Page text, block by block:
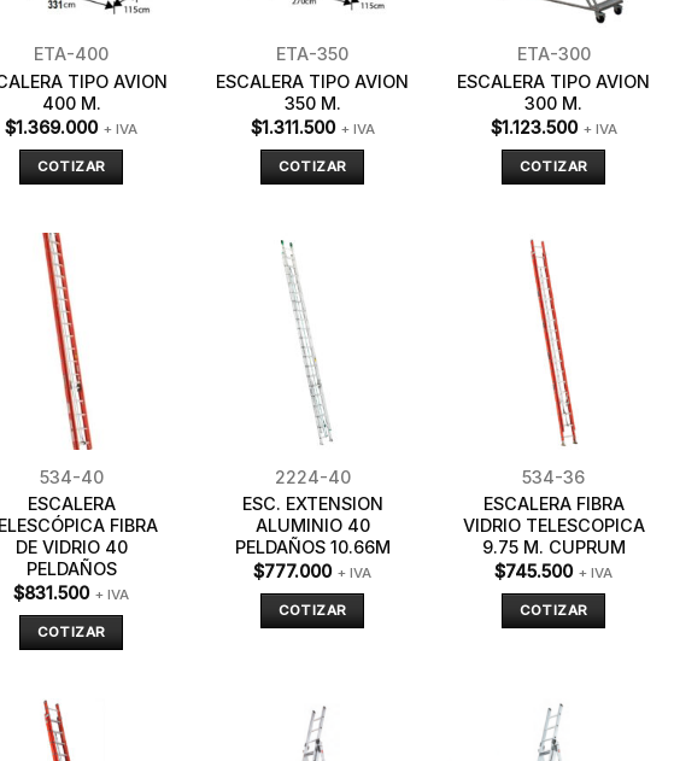
ETA-400
TIPO AVION
400 M.
$1.369.000 + IVA
COTIZAR
ETA-350
ESCALERA TIPO AVION
350 M.
$1.311.500 + IVA
COTIZAR
ETA-300
ESCALERA TIPO AVION
300 M.
$1.123.500 + IVA
COTIZAR
534-40
ESCALERA
FIBRA
DE VIDRIO 40
PELDAÑOS
$831.500 + IVA
COTIZAR
2224-40
ESC. EXTENSION
ALUMINIO 40
PELDAÑOS 10.66M
$777.000 + IVA
COTIZAR
534-36
ESCALERA FIBRA
VIDRIO TELESCOPICA
9.75 M. CUPRUM
$745.500 + IVA
COTIZAR